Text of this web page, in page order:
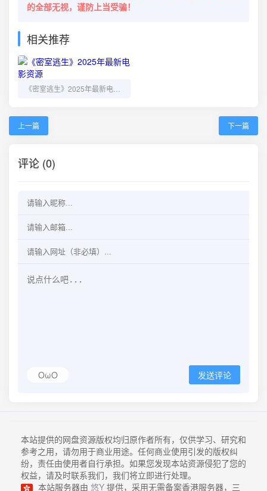
的全部无视，谨防上当受骗！
相关推荐
上一篇 下一篇
评论 (0)
OωO 发送评论
本站提供的网盘资源版权均归原作者所有，仅供学习、研究和
参考之用，请勿用于商业用途。任何商业使用引发的版权纠
纷，责任由使用者自行承担。如果您发现本站资源侵犯了您的
权益，请及时联系我们，我们将立即进行处理。
本站服务器由 悠Y 提供，采用无需备案香港服务器，三